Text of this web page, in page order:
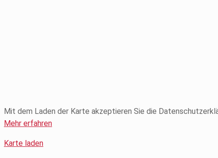
Mit dem Laden der Karte akzeptieren Sie die
Mehr erfahren
Karte laden